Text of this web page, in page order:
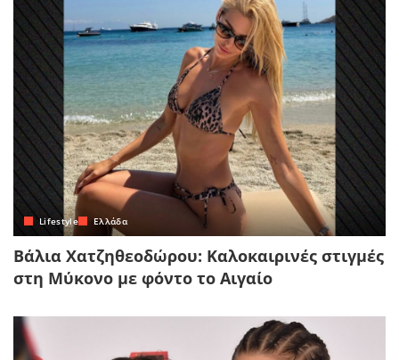
Lifestyle Ελλάδα
Βάλια Χατζηθεοδώρου: Καλοκαιρινές στιγμές
στη Μύκονο με φόντο το Αιγαίο